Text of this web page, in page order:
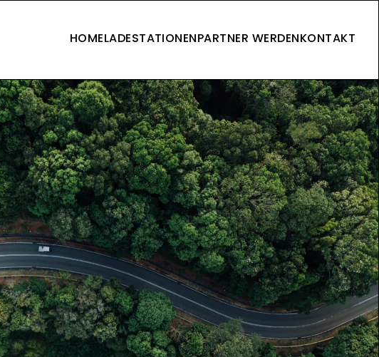
HOMELADESTATIONENPARTNER WERDENKONTAKT